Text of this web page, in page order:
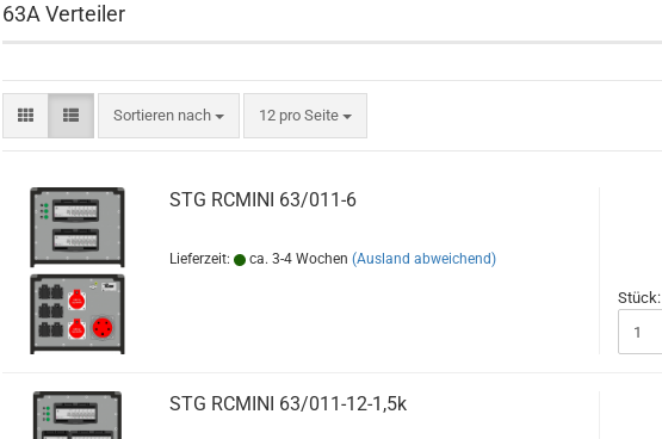
63A Verteiler
Sortieren nach
Sortieren nach 12 pro Seite
pro Seite
STG RCMINI 63/011-6
Lieferzeit: ca. 3-4 Wochen (Ausland abweichend)
Stück:
STG RCMINI 63/011-12-1,5k